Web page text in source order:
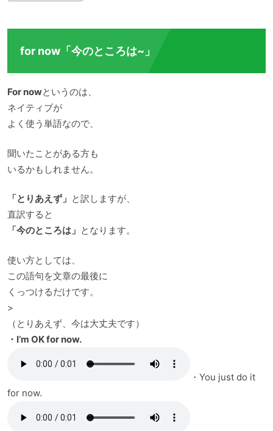
for now「今のところは~」
For nowというのは、
ネイティブが
よく使う単語なので、
聞いたことがある方も
いるかもしれません。
「とりあえず」 と訳しますが、
直訳すると
「今のところは」 となります。
使い方としては、
この語句を文章の最後に
くっつけるだけです。
>
（とりあえず、今は大丈夫です）
・I’m OK for now.
・You just do it
for now.